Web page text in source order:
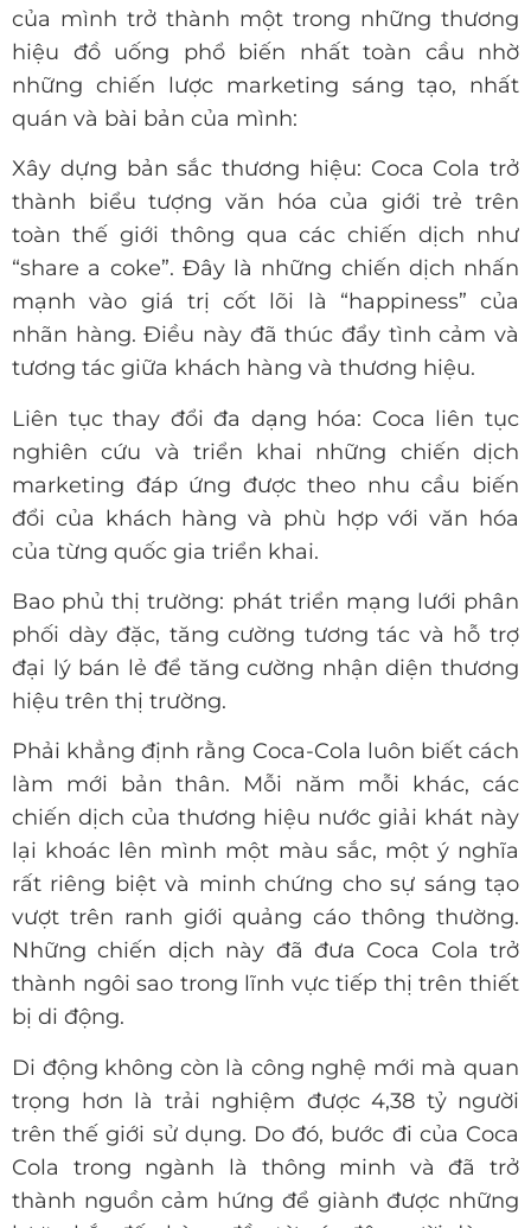
của mình trở thành một trong những thương
hiệu đồ uống phổ biến nhất toàn cầu nhờ
những chiến lược marketing sáng tạo, nhất
quán và bài bản của mình:
Xây dựng bản sắc thương hiệu: Coca Cola trở
thành biểu tượng văn hóa của giới trẻ trên
toàn thế giới thông qua các chiến dịch như
“share a coke”. Đây là những chiến dịch nhấn
mạnh vào giá trị cốt lõi là “happiness” của
nhãn hàng. Điều này đã thúc đẩy tình cảm và
tương tác giữa khách hàng và thương hiệu.
Liên tục thay đổi đa dạng hóa: Coca liên tục
nghiên cứu và triển khai những chiến dịch
marketing đáp ứng được theo nhu cầu biến
đổi của khách hàng và phù hợp với văn hóa
của từng quốc gia triển khai.
Bao phủ thị trường: phát triển mạng lưới phân
phối dày đặc, tăng cường tương tác và hỗ trợ
đại lý bán lẻ để tăng cường nhận diện thương
hiệu trên thị trường.
Phải khẳng định rằng Coca-Cola luôn biết cách
làm mới bản thân. Mỗi năm mỗi khác, các
chiến dịch của thương hiệu nước giải khát này
lại khoác lên mình một màu sắc, một ý nghĩa
rất riêng biệt và minh chứng cho sự sáng tạo
vượt trên ranh giới quảng cáo thông thường.
Những chiến dịch này đã đưa Coca Cola trở
thành ngôi sao trong lĩnh vực tiếp thị trên thiết
bị di động.
Di động không còn là công nghệ mới mà quan
trọng hơn là trải nghiệm được 4,38 tỷ người
trên thế giới sử dụng. Do đó, bước đi của Coca
Cola trong ngành là thông minh và đã trở
thành nguồn cảm hứng để giành được những